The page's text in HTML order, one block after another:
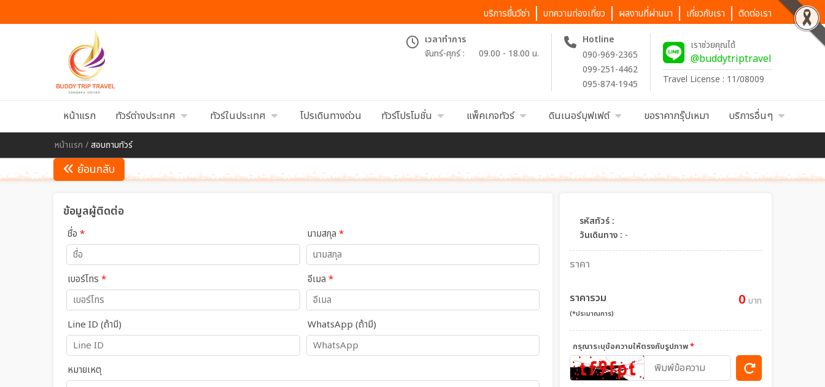
บริการยื่นวีซ่า บทความท่องเที่ยว ผลงานที่ผ่านมา เกี่ยวกับเรา ติดต่อเรา
เวลาทำการ
จันทร์-ศุกร์ :
09.00 - 18.00 น.
Hotline
090-969-2365
099-251-4462
095-874-1945
เราช่วยคุณได้
@buddytriptravel
Travel License : 11/08009
หน้าแรก ทัวร์ต่างประเทศ ทัวร์ในประเทศ โปรเดินทางด่วน ทัวร์โปรโมชั่น แพ็คเกจทัวร์ ดินเนอร์บุฟเฟต์ ขอราคากรุ๊ปเหมา บริการอื่นๆ
หน้าแรก /สอบถามทัวร์
ย้อนกลับ
ข้อมูลผู้ติดต่อ
ชื่อ * นามสกุล *
เบอร์โทร * อีเมล *
Line ID (ถ้ามี) WhatsApp (ถ้ามี)
หมายเหตุ
รหัสทัวร์ :
วันเดินทาง : -
ราคา
ราคารวม
(*ประมาณการ)
0 บาท
กรุณาระบุข้อความให้ตรงกับรูปภาพ*